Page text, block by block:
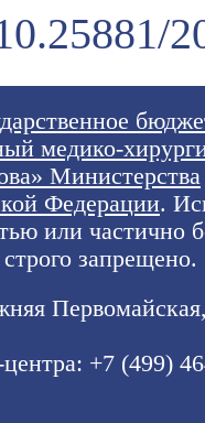
медико-
Министерства
Федерации.
или частично
запрещено.
+7 (499)